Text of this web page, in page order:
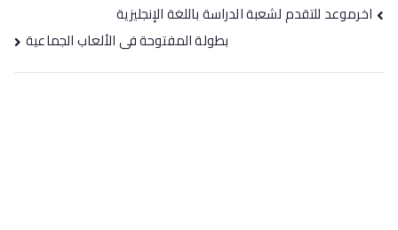
اخرموعد للتقدم لشعبة الدراسة باللغة الإنجليزية
بطولة المفتوحة فى الألعاب الجماعية